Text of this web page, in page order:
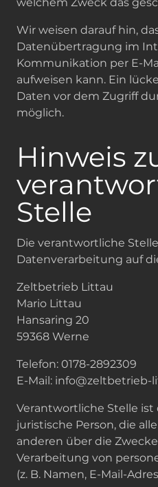
Wir weisen darauf hin,
Datenübertragung im
Kommunikation per E-
aufweisen kann. Ein
Daten vor dem Zugriff
möglich.
Hinweis
Stelle
Die verantwortliche
Datenverarbeitung auf
Zeltbetrieb Littau
Mario Littau
Hansaring 20
59368 Werne
Telefon: 0178-2892309
E-Mail: info@zeltbetrieb-
Verantwortliche Stelle
juristische Person, die
anderen über die
Verarbeitung von
(z. B. Namen, E-Mail-